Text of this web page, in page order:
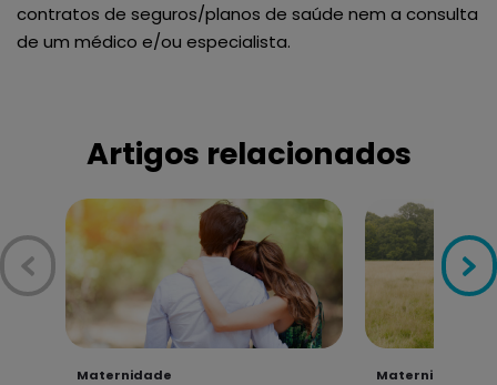
contratos de seguros/planos de saúde nem a consulta
de um médico e/ou especialista.
Artigos relacionados
Maternidade Maternidade